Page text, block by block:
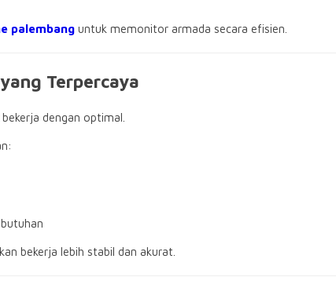
palembang untuk memonitor armada secara efisien.
Terpercaya
dengan optimal.
bekerja lebih stabil dan akurat.